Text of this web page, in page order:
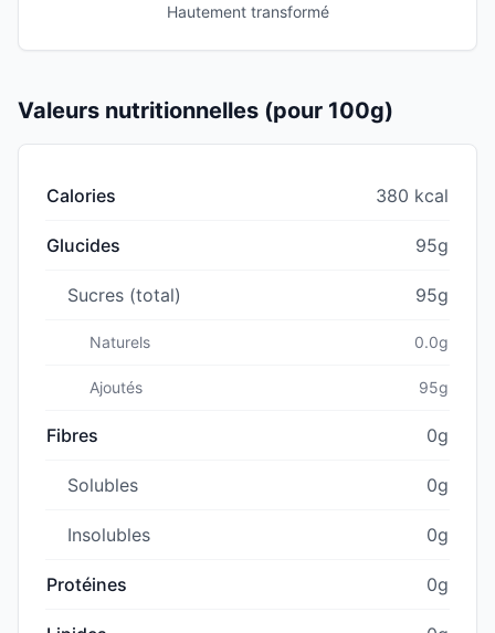
Hautement transformé
Valeurs nutritionnelles (pour 100g)
Calories 380 kcal
Glucides 95g
Sucres (total) 95g
Naturels 0.0g
Ajoutés 95g
Fibres 0g
Solubles 0g
Insolubles 0g
Protéines 0g